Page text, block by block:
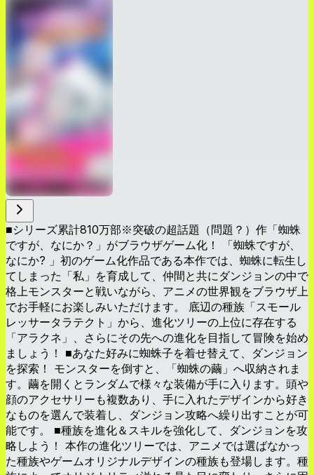
■シリーズ累計810万部※突破の超話題（問題？）作「蜘蛛
ですが、なにか？」がブラウザゲーム化！ 「蜘蛛ですが、
なにか? 」初のゲーム化作品である本作では、蜘蛛に転生し
てしまった「私」を育成して、仲間と共にダンジョンの中で
格上モンスターと戦いながら、アニメの世界観をブラウザ上
でお手軽にお楽しみいただけます。 底辺の種族「スモール
レッサータラテクト」から、進化ツリーの上位に存在する
「アラクネ」、さらにその先への進化を目指して冒険を始め
ましょう！ ■あなた好みに蜘蛛子を着せ替えて、ダンジョン
を探索！ モンスターを倒すと、「蜘蛛の繭」へ収納されま
す。繭を開くとランダムで様々な装備が手に入ります。頭や
顔のアクセサリーも複数あり、手に入れたデザインから好き
なものを選んで装着し、ダンジョン攻略へ繰り出すことが可
能です。 ■種族を進化＆スキルを強化して、ダンジョンを攻
略しよう！ 本作の進化ツリーでは、アニメでは選ばなかっ
た種族やゲームオリジナルデザインの種族も登場します。種